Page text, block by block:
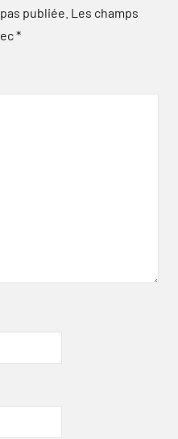
publiée. Les champs
*